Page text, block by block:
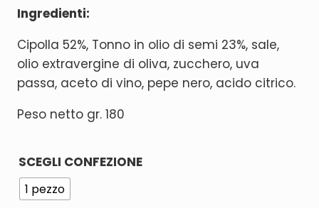
Ingredienti:
Cipolla 52%, Tonno in olio di semi 23%, sale,
olio extravergine di oliva, zucchero, uva
passa, aceto di vino, pepe nero, acido citrico.
Peso netto gr. 180
SCEGLI CONFEZIONE
1 pezzo